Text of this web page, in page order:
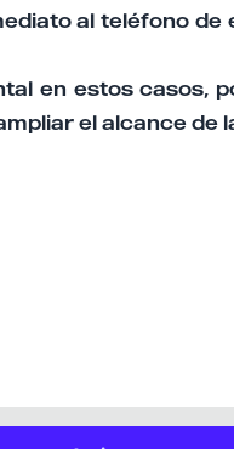
al teléfono de
en estos casos,
el alcance de